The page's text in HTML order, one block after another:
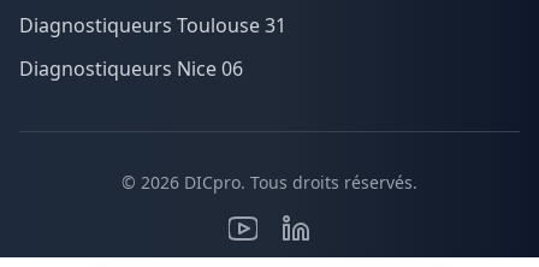
Diagnostiqueurs Toulouse 31
Diagnostiqueurs Nice 06
© 2026 DICpro. Tous droits réservés.